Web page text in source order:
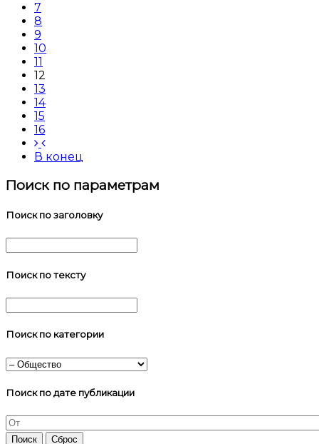
7
8
9
10
11
12
13
14
15
16
В конец
Поиск по параметрам
Поиск по заголовку
Поиск по тексту
Поиск по категории
Поиск по дате публикации